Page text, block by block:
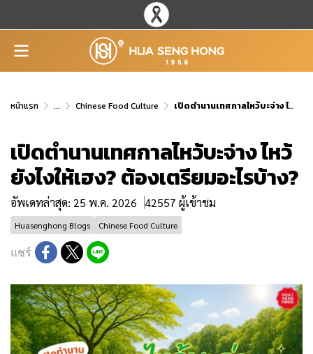
หน้าแรก ... Chinese Food Culture เปิดตำนานเทศกาลไหว้บะจ่าง ไหว้ยังไงให้เฮง? ต้องเตรียมอะไรบ้าง?
เปิดตำนานเทศกาลไหว้บะจ่าง ไหว้
ยังไงให้เฮง? ต้องเตรียมอะไรบ้าง?
อัพเดทล่าสุด: 25 พ.ค. 2026 42557 ผู้เข้าชม
Huasenghong Blogs Chinese Food Culture
แชร์